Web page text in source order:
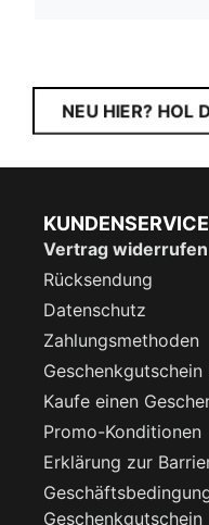
NEU HIER? HOL
KUNDENSERVICE
Vertrag widerrufen
Rücksendung
Datenschutz
Zahlungsmethoden
Geschenkgutschein
Kaufe einen
Promo-Konditionen
Erklärung zur
Geschenkgutschein